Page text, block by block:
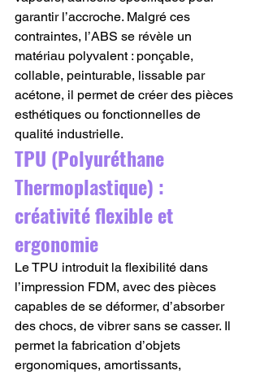
garantir l’accroche. Malgré ces
contraintes, l’ABS se révèle un
matériau polyvalent : ponçable,
collable, peinturable, lissable par
acétone, il permet de créer des pièces
esthétiques ou fonctionnelles de
qualité industrielle.
TPU (Polyuréthane
Thermoplastique) :
créativité flexible et
ergonomie
Le TPU introduit la flexibilité dans
l’impression FDM, avec des pièces
capables de se déformer, d’absorber
des chocs, de vibrer sans se casser. Il
permet la fabrication d’objets
ergonomiques, amortissants,